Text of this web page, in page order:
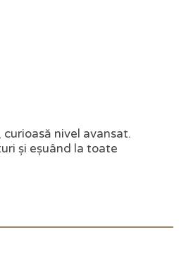
nivel avansat.
și eșuând la toate